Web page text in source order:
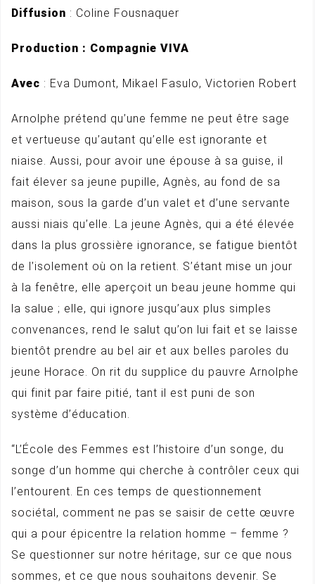
Diffusion : Coline Fousnaquer
Production : Compagnie VIVA
Avec : Eva Dumont, Mikael Fasulo, Victorien Robert
Arnolphe prétend qu’une femme ne peut être sage
et vertueuse qu’autant qu’elle est ignorante et
niaise. Aussi, pour avoir une épouse à sa guise, il
fait élever sa jeune pupille, Agnès, au fond de sa
maison, sous la garde d’un valet et d’une servante
aussi niais qu’elle. La jeune Agnès, qui a été élevée
dans la plus grossière ignorance, se fatigue bientôt
de l’isolement où on la retient. S’étant mise un jour
à la fenêtre, elle aperçoit un beau jeune homme qui
la salue ; elle, qui ignore jusqu’aux plus simples
convenances, rend le salut qu’on lui fait et se laisse
bientôt prendre au bel air et aux belles paroles du
jeune Horace. On rit du supplice du pauvre Arnolphe
qui finit par faire pitié, tant il est puni de son
système d’éducation.
“L’École des Femmes est l’histoire d’un songe, du
songe d’un homme qui cherche à contrôler ceux qui
l’entourent. En ces temps de questionnement
sociétal, comment ne pas se saisir de cette œuvre
qui a pour épicentre la relation homme – femme ?
Se questionner sur notre héritage, sur ce que nous
sommes, et ce que nous souhaitons devenir. Se